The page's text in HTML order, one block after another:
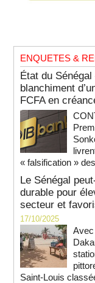
ENQUETES &
État du
blanchiment
FCFA en
« falsification »
Le Sénégal
durable pour
secteur et
17/10/2025
Avec
Saint-Louis